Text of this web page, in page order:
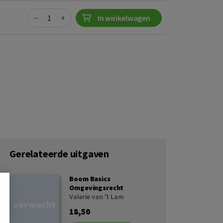
Quantity
− + In winkelwagen
Gerelateerde uitgaven
Boom Basics
Omgevingsrecht
Valerie van 't Lam
18,50